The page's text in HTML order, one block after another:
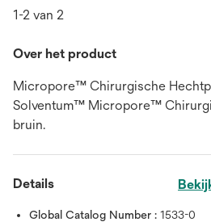
1-2 van 2
Over het product
Micropore™ Chirurgische
Solventum™ Micropore™
bruin.
Details
Global Catalog Number : 1533-0